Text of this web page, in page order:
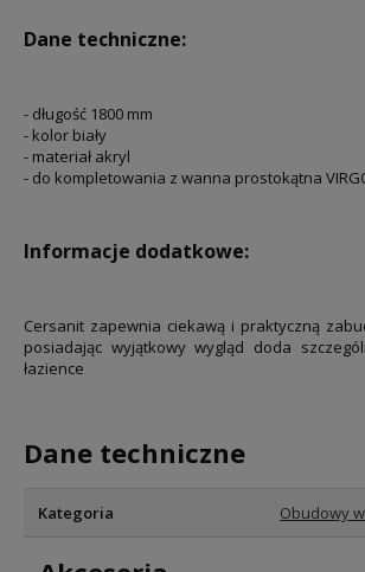
Dane techniczne:
- długość 1800 mm
- kolor biały
- materiał akryl
- do kompletowania z wanna prostokątna
Informacje dodatkowe:
Cersanit zapewnia ciekawą i praktyczną
posiadając wyjątkowy wygląd doda
łazience
Dane techniczne
Kategoria Obudowy